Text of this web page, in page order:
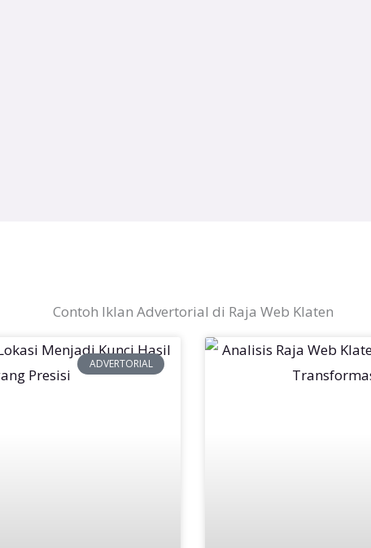
Contoh Iklan Advertorial di Raja Web Klaten
ADVERTORIAL